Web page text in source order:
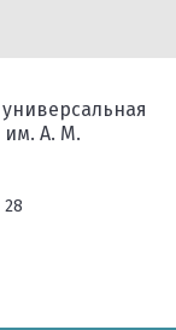
им. А. М.